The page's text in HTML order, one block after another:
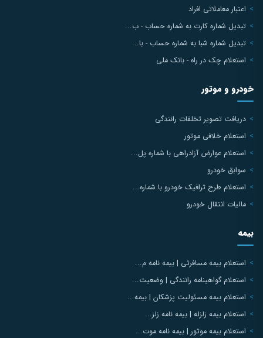
اعتبار معاملاتی افراد
تبدیل شماره کارت به شماره حساب - ب...
تبدیل شماره شبا به شماره حساب - با...
استعلام چک در راه - بانک ملی
خودرو و موتور
دریافت تصویر تخلفات رانندگی
استعلام خلافی موتور
استعلام عوارض آزادراهی با شماره پل...
سوابق خودرو
استعلام طرح ترافیک خودرو با شماره...
مالیات انتقال خودرو
بیمه
استعلام بیمه مسافرتی | بیمه نامه م...
استعلام گواهینامه رانندگی | وضعیت...
استعلام بیمه مسئولیت پزشکان | بیمه...
استعلام بیمه زلزله | بیمه نامه زلز...
استعلام بیمه موتور | بیمه نامه موت...